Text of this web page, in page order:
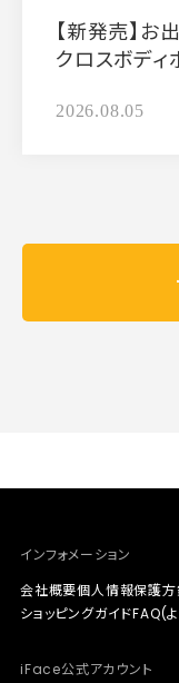
【新発売】
クロスボディ
2026.08.05
インフォメーション
会社概要個人情報保護方
ショッピングガイドFAQ(
iFace公式アカウント